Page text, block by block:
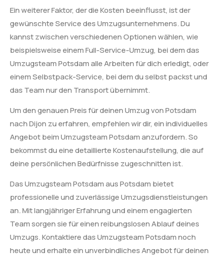
Ein weiterer Faktor, der die Kosten beeinflusst, ist der
gewünschte Service des Umzugsunternehmens. Du
kannst zwischen verschiedenen Optionen wählen, wie
beispielsweise einem Full-Service-Umzug, bei dem das
Umzugsteam Potsdam alle Arbeiten für dich erledigt, oder
einem Selbstpack-Service, bei dem du selbst packst und
das Team nur den Transport übernimmt.
Um den genauen Preis für deinen Umzug von Potsdam
nach Dijon zu erfahren, empfehlen wir dir, ein individuelles
Angebot beim Umzugsteam Potsdam anzufordern. So
bekommst du eine detaillierte Kostenaufstellung, die auf
deine persönlichen Bedürfnisse zugeschnitten ist.
Das Umzugsteam Potsdam aus Potsdam bietet
professionelle und zuverlässige Umzugsdienstleistungen
an. Mit langjähriger Erfahrung und einem engagierten
Team sorgen sie für einen reibungslosen Ablauf deines
Umzugs. Kontaktiere das Umzugsteam Potsdam noch
heute und erhalte ein unverbindliches Angebot für deinen